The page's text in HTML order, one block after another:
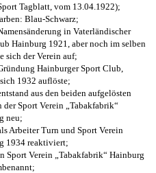
Tagblatt, vom 13.04.1922);
Blau-Schwarz;
in Vaterländischer
Hainburg 1921, aber noch im selben
sich der Verein auf;
Hainburger Sport Club,
1932 auflöste;
aus den beiden aufgelösten
der Sport Verein „Tabakfabrik“
neu;
Arbeiter Turn und Sport Verein
1934 reaktiviert;
Sport Verein „Tabakfabrik“ Hainburg